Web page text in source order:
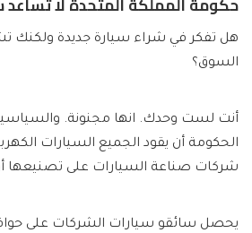
حكومة المملكة المتحدة لا
هل تفكر في شراء سيارة جديدة ولكنك
السوق؟
أنت لست وحدك. انها مجنونة.
الحكومة أن يقود الجميع السيارات
شركات صناعة السيارات على تصنيعها
يحصل سائقو سيارات الشركات على